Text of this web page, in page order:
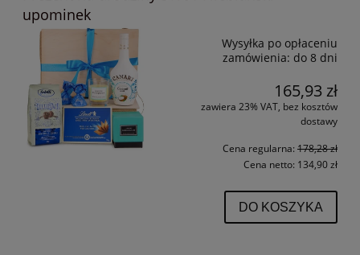
upominek
Wysyłka po opłaceniu
zamówienia: do 8 dni
165,93 zł
zawiera 23% VAT, bez kosztów
dostawy
Cena regularna: 178,28 zł
Cena netto: 134,90 zł
DO KOSZYKA